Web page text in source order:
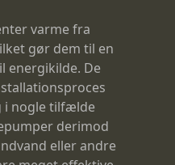
varme fra
gør dem til en
energikilde. De
i nogle tilfælde
derimod
eller andre